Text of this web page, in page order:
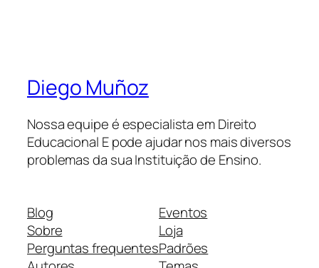
Diego Muñoz
Nossa equipe é especialista em Direito
Educacional E pode ajudar nos mais diversos
problemas da sua Instituição de Ensino.
Blog
Sobre
Perguntas frequentes
Eventos
Loja
Padrões